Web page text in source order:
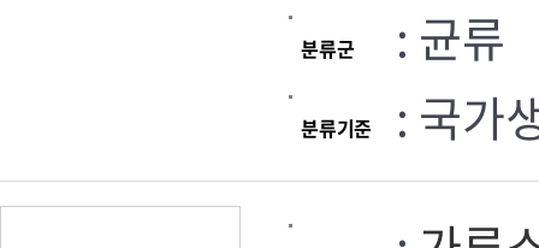
분류군 : 균류
분류기준 : 국가